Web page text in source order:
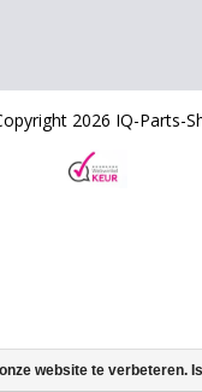
2026 IQ-Parts-
website te verbeteren.